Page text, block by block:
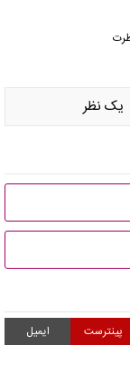
يک نظر
پینترست ایمیل